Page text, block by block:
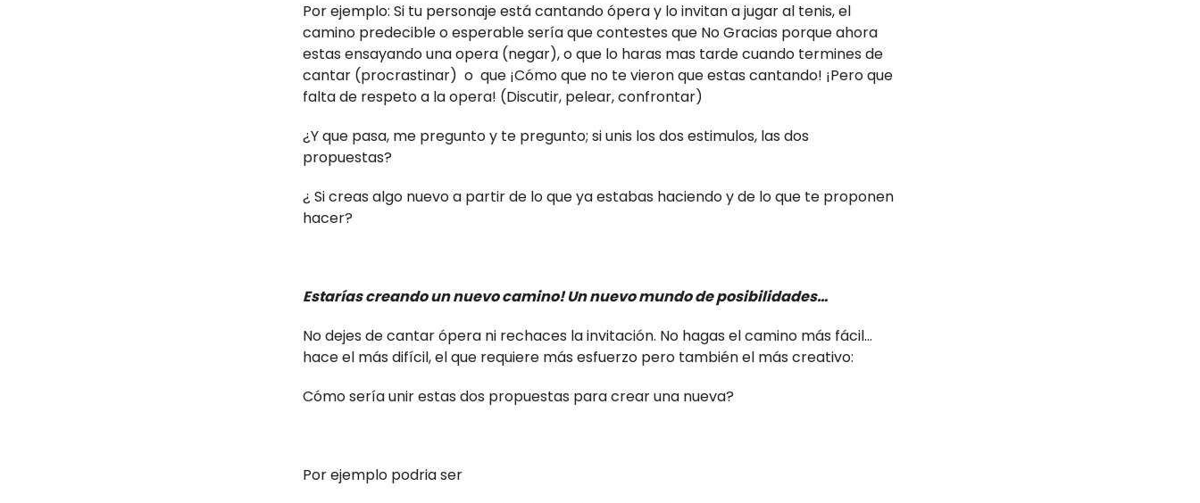
Por ejemplo: Si tu personaje está cantando ópera y lo invitan a jugar al tenis, el
camino predecible o esperable sería que contestes que No Gracias porque ahora
estas ensayando una opera (negar), o que lo haras mas tarde cuando termines de
cantar (procrastinar) o que ¡Cómo que no te vieron que estas cantando! ¡Pero que
falta de respeto a la opera! (Discutir, pelear, confrontar)
¿Y que pasa, me pregunto y te pregunto; si unis los dos estimulos, las dos
propuestas?
¿ Si creas algo nuevo a partir de lo que ya estabas haciendo y de lo que te proponen
hacer?
Estarías creando un nuevo camino! Un nuevo mundo de posibilidades…
No dejes de cantar ópera ni rechaces la invitación. No hagas el camino más fácil...
hace el más difícil, el que requiere más esfuerzo pero también el más creativo:
Cómo sería unir estas dos propuestas para crear una nueva?
Por ejemplo podria ser